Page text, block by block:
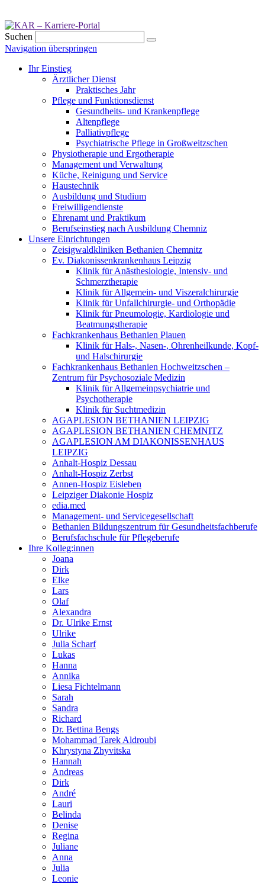
Suchen
Navigation überspringen
Ihr Einstieg
Ärztlicher Dienst
Praktisches Jahr
Pflege und Funktionsdienst
Gesundheits- und Krankenpflege
Altenpflege
Palliativpflege
Psychiatrische Pflege in Großweitzschen
Physiotherapie und Ergotherapie
Management und Verwaltung
Küche, Reinigung und Service
Haustechnik
Ausbildung und Studium
Freiwilligendienste
Ehrenamt und Praktikum
Berufseinstieg nach Ausbildung Chemniz
Unsere Einrichtungen
Zeisigwaldkliniken Bethanien Chemnitz
Ev. Diakonissenkrankenhaus Leipzig
Klinik für Anästhesiologie, Intensiv- und
Schmerztherapie
Klinik für Allgemein- und Viszeralchirurgie
Klinik für Unfallchirurgie- und Orthopädie
Klinik für Pneumologie, Kardiologie und
Beatmungstherapie
Fachkrankenhaus Bethanien Plauen
Klinik für Hals-, Nasen-, Ohrenheilkunde, Kopf-
und Halschirurgie
Fachkrankenhaus Bethanien Hochweitzschen –
Zentrum für Psychosoziale Medizin
Klinik für Allgemeinpsychiatrie und
Psychotherapie
Klinik für Suchtmedizin
AGAPLESION BETHANIEN LEIPZIG
AGAPLESION BETHANIEN CHEMNITZ
AGAPLESION AM DIAKONISSENHAUS
LEIPZIG
Anhalt-Hospiz Dessau
Anhalt-Hospiz Zerbst
Annen-Hospiz Eisleben
Leipziger Diakonie Hospiz
edia.med
Management- und Servicegesellschaft
Bethanien Bildungszentrum für Gesundheitsfachberufe
Berufsfachschule für Pflegeberufe
Ihre Kolleg:innen
Joana
Dirk
Elke
Lars
Olaf
Alexandra
Dr. Ulrike Ernst
Ulrike
Julia Scharf
Lukas
Hanna
Annika
Liesa Fichtelmann
Sarah
Sandra
Richard
Dr. Bettina Bengs
Mohammad Tarek Aldroubi
Khrystyna Zhyvitska
Hannah
Andreas
Dirk
André
Lauri
Belinda
Denise
Regina
Juliane
Anna
Julia
Leonie